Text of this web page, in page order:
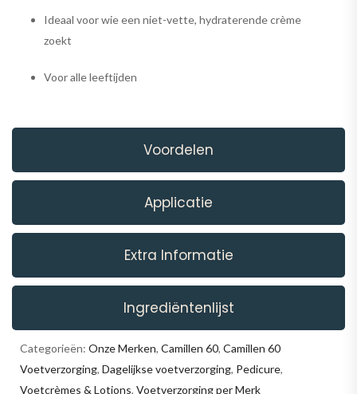
Voordelen
Applicatie
Extra Informatie
Ingrediëntenlijst
Ideaal voor wie een niet-vette, hydraterende crème
zoekt
Voor alle leeftijden
Categorieën: Onze Merken, Camillen 60, Camillen 60
Voetverzorging, Dagelijkse voetverzorging, Pedicure,
Voetcrèmes & Lotions, Voetverzorging per Merk